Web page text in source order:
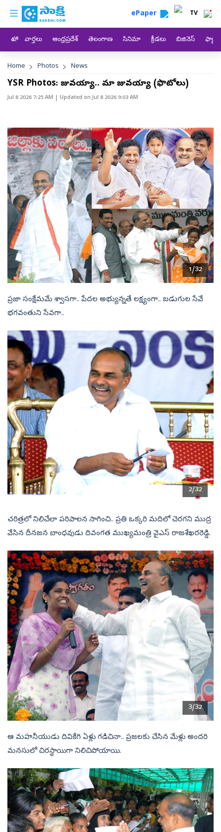
Skip to main content
custom menu ePaper TV
హోం వార్తలు ఆంధ్రప్రదేశ్ తెలంగాణ సినిమా క్రీడలు బిజినెస్
Breadcrumb
Home Photos News
YSR Photos: రాజువయ్యా.. మా రాజువయ్యా (ఫొటోలు)
Jul 8 2026 7:25 AM | Updated onJul 8 2026 9:03 AM
1/32
ప్రజా సంక్షేమమే శ్వాసగా.. పేదల అభ్యున్నతే లక్ష్యంగా.. బడుగుల సేవే
భగవంతుని సేవగా..
2/32
చరిత్రలో నిలిచేలా పరిపాలన సాగించి.. ప్రతి ఒక్కరి మదిలో చెరగని ముద్ర
వేసిన దీనజన బాంధవుడు దివంగత ముఖ్యమంత్రి వైఎస్‌ రాజశేఖరరెడ్డి.
3/32
ఆ మహనీయుడు దివికేగి ఏళ్లు గడిచినా.. ప్రజలకు చేసిన మేళ్లు అందరి
మనసులో చిరస్థాయిగా నిలిచిపోయాయి.